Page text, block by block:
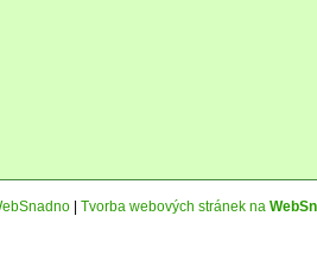
| Tvorba webových stránek na